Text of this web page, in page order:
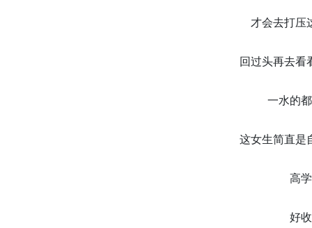
才会去打压
回过头再去看
一水的
这女生简直是
高
好